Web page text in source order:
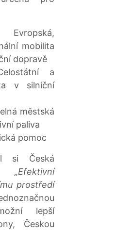
mobilita
dopravě
a
v silniční
městská
paliva
pomoc
si Česká
„Efektivní
prostředí
lepší
Českou